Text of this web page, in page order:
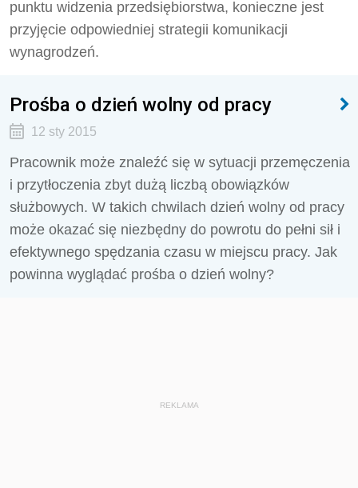
punktu widzenia przedsiębiorstwa, konieczne jest
przyjęcie odpowiedniej strategii komunikacji
wynagrodzeń.
Prośba o dzień wolny od pracy
12 sty 2015
Pracownik może znaleźć się w sytuacji przemęczenia
i przytłoczenia zbyt dużą liczbą obowiązków
służbowych. W takich chwilach dzień wolny od pracy
może okazać się niezbędny do powrotu do pełni sił i
efektywnego spędzania czasu w miejscu pracy. Jak
powinna wyglądać prośba o dzień wolny?
REKLAMA